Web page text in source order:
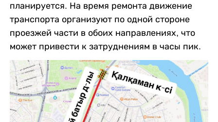
планируется. На время ремонта движение
транспорта организуют по одной стороне
проезжей части в обоих направлениях, что
может привести к затруднениям в часы пик.